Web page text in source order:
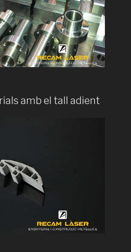
amb el tall adient